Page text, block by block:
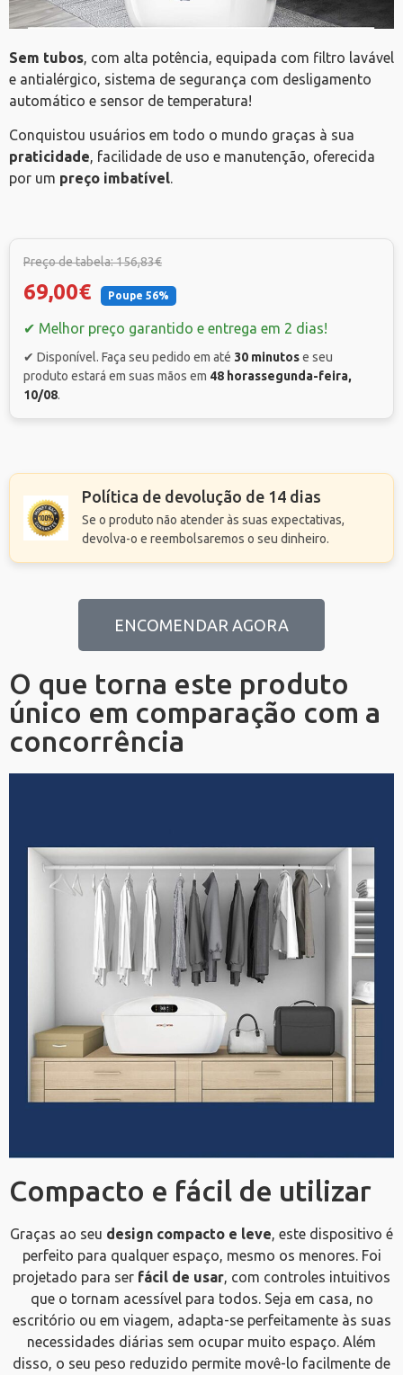
Sem tubos, com alta potência, equipada com filtro lavável
e antialérgico, sistema de segurança com desligamento
automático e sensor de temperatura!
Conquistou usuários em todo o mundo graças à sua
praticidade, facilidade de uso e manutenção, oferecida
por um preço imbatível.
Preço de tabela: 156,83€
69,00€ Poupe 56%
✔ Melhor preço garantido e entrega em 2 dias!
✔ Disponível. Faça seu pedido em até 30 minutose seu
produto estará em suas mãos em 48 horassegunda-feira,
10/08.
Política de devolução de 14 dias
Se o produto não atender às suas expectativas,
devolva-o e reembolsaremos o seu dinheiro.
ENCOMENDAR AGORA
O que torna este produto
único em comparação com a
concorrência
Compacto e fácil de utilizar
Graças ao seu design compacto e leve , este dispositivo é
perfeito para qualquer espaço, mesmo os menores. Foi
projetado para ser fácil de usar , com controles intuitivos
que o tornam acessível para todos. Seja em casa, no
escritório ou em viagem, adapta-se perfeitamente às suas
necessidades diárias sem ocupar muito espaço. Além
disso, o seu peso reduzido permite movê-lo facilmente de